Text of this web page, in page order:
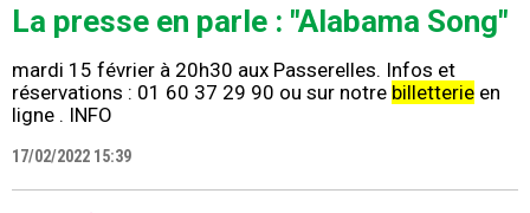
La presse en parle : "Alabama Song"
mardi 15 février à 20h30 aux Passerelles. Infos et
réservations : 01 60 37 29 90 ou sur notre billetterie en
ligne . INFO
17/02/2022 15:39